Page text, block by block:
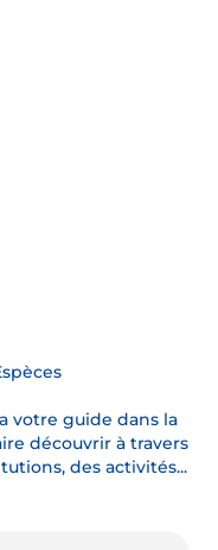
votre guide dans la
découvrir à travers
des activités...